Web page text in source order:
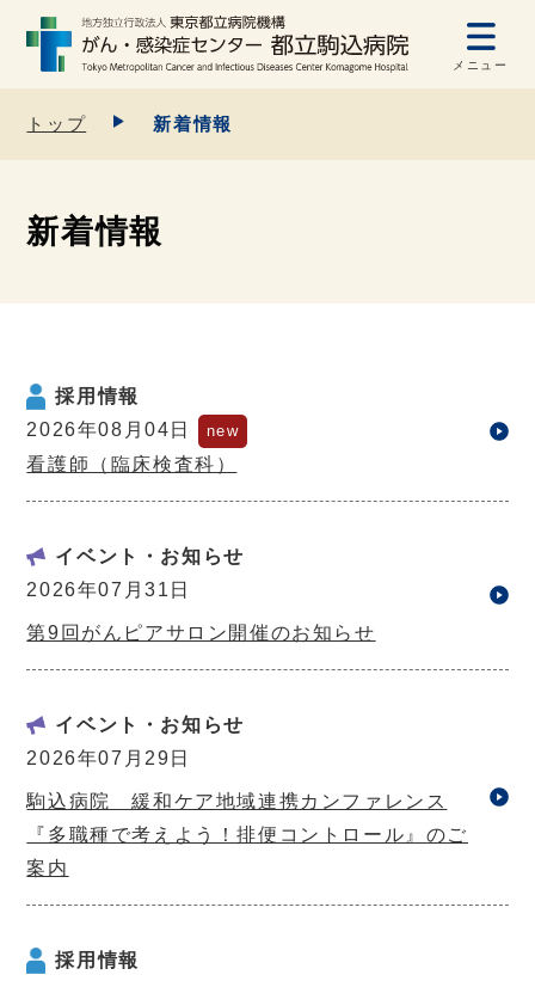
メニュー
トップ 新着情報
新着情報
採用情報
2026年08月04日
看護師（臨床検査科）
イベント・お知らせ
2026年07月31日
第9回がんピアサロン開催のお知らせ
イベント・お知らせ
2026年07月29日
駒込病院 緩和ケア地域連携カンファレンス
『多職種で考えよう！排便コントロール』のご
案内
採用情報